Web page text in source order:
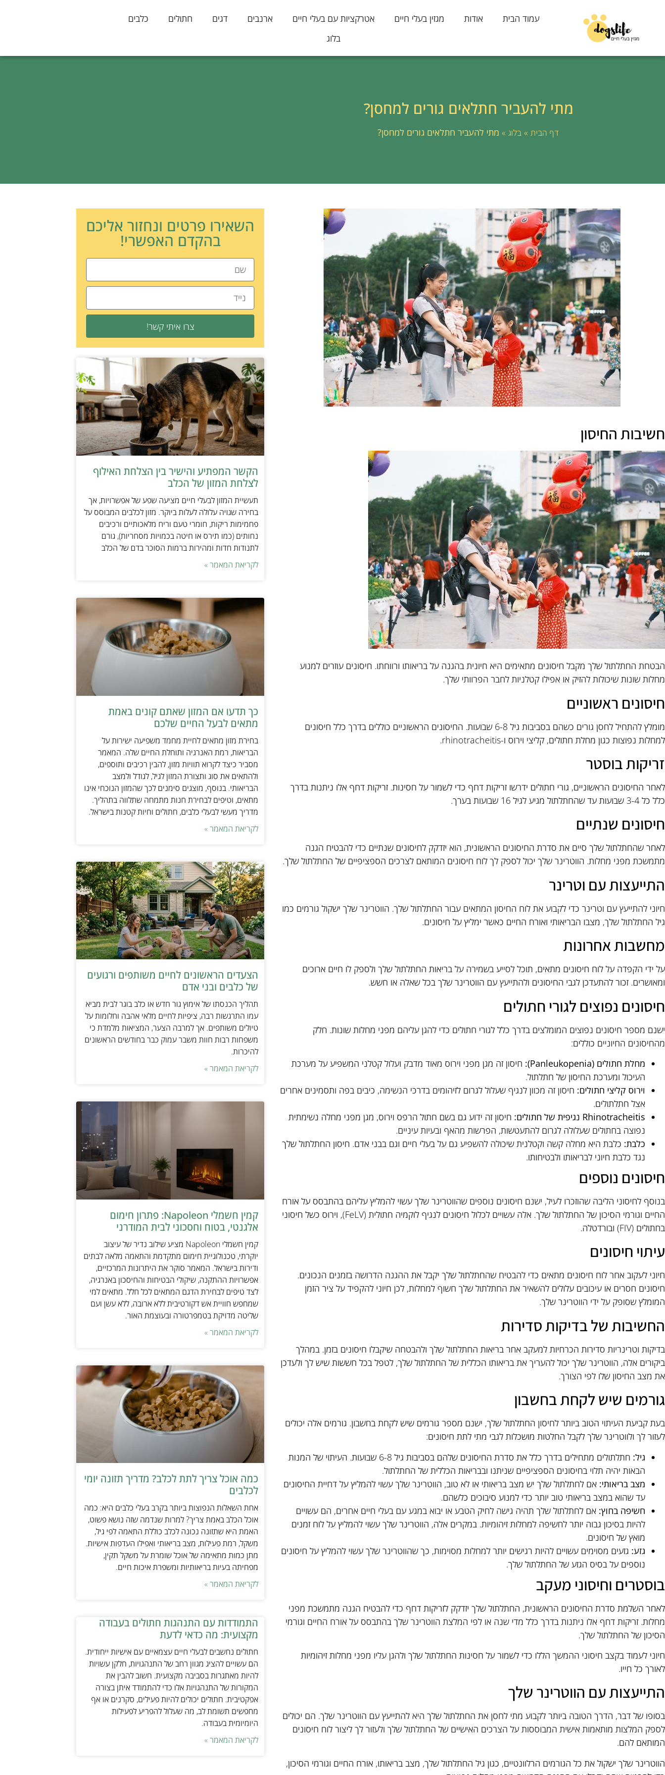
עמוד הבית אודות מגזין בעלי חיים אטרקציות עם בעלי חיים ארנבים דגים חתולים
כלבים
בלוג
מתי להעביר חתלאים גורים למחסן?
דף הבית » בלוג » מתי להעביר חתלאים גורים למחסן?
חשיבות החיסון
הבטחת החתלתול שלך מקבל חיסונים מתאימים היא חיונית בהגנה על בריאותו ורווחתו. חיסונים עוזרים למנוע
מחלות שונות שיכולות להזיק או אפילו קטלניות לחבר הפרוותי שלך.
חיסונים ראשוניים
מומלץ להתחיל לחסן גורים כשהם בסביבות גיל 6-8 שבועות. החיסונים הראשוניים כוללים בדרך כלל חיסונים
למחלות נפוצות כגון מחלת חתולים, קליצי וירוס ו-rhinotracheitis.
זריקות בוסטר
לאחר החיסונים הראשוניים, גורי חתולים ידרשו זריקות דחף כדי לשמור על חסינות. זריקות דחף אלו ניתנות בדרך
כלל כל 3-4 שבועות עד שהחתלתול מגיע לגיל 16 שבועות בערך.
חיסונים שנתיים
לאחר שהחתלתול שלך סיים את סדרת החיסונים הראשונית, הוא יזדקק לחיסונים שנתיים כדי להבטיח הגנה
מתמשכת מפני מחלות. הווטרינר שלך יכול לספק לך לוח חיסונים המותאם לצרכים הספציפיים של החתלתול שלך.
התייעצות עם וטרינר
חיוני להתייעץ עם וטרינר כדי לקבוע את לוח החיסון המתאים עבור החתלתול שלך. הווטרינר שלך ישקול גורמים כמו
גיל החתלתול שלך, מצבו הבריאותי ואורח החיים כאשר ימליץ על חיסונים.
מחשבות אחרונות
על ידי הקפדה על לוח חיסונים מתאים, תוכל לסייע בשמירה על בריאות החתלתול שלך ולספק לו חיים ארוכים
ומאושרים. זכור להתעדכן לגבי החיסונים ולהתייעץ עם הווטרינר שלך בכל שאלה או חשש.
חיסונים נפוצים לגורי חתולים
ישנם מספר חיסונים נפוצים המומלצים בדרך כלל לגורי חתולים כדי להגן עליהם מפני מחלות שונות. חלק
מהחיסונים החיוניים כוללים:
מחלת חתולים (Panleukopenia):
חיסון זה מגן מפני וירוס מאוד מדבק ועלול קטלני המשפיע על מערכת
העיכול ומערכת החיסון של חתלתול.
וירוס קליצי חתולים: חיסון זה מכוון לנגיף שעלול לגרום לזיהומים בדרכי הנשימה, כיבים בפה ותסמינים אחרים
אצל חתלתולים.
Rhinotracheitis נגיפית של חתולים:
חיסון זה ידוע גם בשם חתול הרפס וירוס, מגן מפני מחלה נשימתית
נפוצה בחתולים שעלולה לגרום להתעטשות, הפרשות מהאף ובעיות עיניים.
כלבת: כלבת היא מחלה קשה וקטלנית שיכולה להשפיע גם על בעלי חיים וגם בבני אדם. חיסון החתלתול שלך
נגד כלבת חיוני לבריאותו ולבטיחותו.
חיסונים נוספים
בנוסף לחיסוני הליבה שהוזכרו לעיל, ישנם חיסונים נוספים שהווטרינר שלך עשוי להמליץ עליהם בהתבסס על אורח
החיים וגורמי הסיכון של החתלתול שלך. אלה עשויים לכלול חיסונים לנגיף לוקמיה חתולית (FeLV), וירוס כשל חיסוני
בחתולים (FIV) ובורדטלה.
עיתוי חיסונים
חיוני לעקוב אחר לוח חיסונים מתאים כדי להבטיח שהחתלתול שלך יקבל את ההגנה הדרושה בזמנים הנכונים.
חיסונים חסרים או עיכובים עלולים להשאיר את החתלתול שלך חשוף למחלות, לכן חיוני להקפיד על ציר הזמן
המומלץ שסופק על ידי הווטרינר שלך.
החשיבות של בדיקות סדירות
בדיקות וטרינריות סדירות הכרחיות למעקב אחר בריאות החתלתול שלך ולהבטחה שיקבלו חיסונים בזמן. במהלך
ביקורים אלה, הווטרינר שלך יכול להעריך את בריאותו הכללית של החתלתול שלך, לטפל בכל חששות שיש לך ולעדכן
את מצב החיסון שלו לפי הצורך.
גורמים שיש לקחת בחשבון
בעת קביעת העיתוי הטוב ביותר לחיסון החתלתול שלך, ישנם מספר גורמים שיש לקחת בחשבון. גורמים אלה יכולים
לעזור לך ולווטרינר שלך לקבל החלטות מושכלות לגבי מתי לתת חיסונים:
גיל:
חתלתולים מתחילים בדרך כלל את סדרת החיסונים שלהם בסביבות גיל 6-8 שבועות. העיתוי של המנות
הבאות יהיה תלוי בחיסונים הספציפיים שניתנו ובבריאות הכללית של החתלתול.
מצב בריאותי: אם לחתלתול שלך יש מצב בריאותי או לא טוב, הווטרינר שלך עשוי להמליץ על דחיית החיסונים
עד שהוא במצב בריאותי טוב יותר כדי למנוע סיבוכים כלשהם.
חשיפה בחוץ: אם לחתלתול שלך תהיה גישה לחיק הטבע או יבוא במגע עם בעלי חיים אחרים, הם עשויים
להיות בסיכון גבוה יותר לחשיפה למחלות זיהומיות. במקרים אלה, הווטרינר שלך עשוי להמליץ על לוח זמנים
מואץ של חיסונים.
גזע: גזעים מסוימים עשויים להיות רגישים יותר למחלות מסוימות, כך שהווטרינר שלך עשוי להמליץ על חיסונים
נוספים על בסיס הגזע של החתלתול שלך.
בוסטרים וחיסוני מעקב
לאחר השלמת סדרת החיסונים הראשונית, החתלתול שלך יזדקק לזריקות דחף כדי להבטיח הגנה מתמשכת מפני
מחלות. זריקות דחף אלו ניתנות בדרך כלל מדי שנה או לפי המלצת הווטרינר שלך בהתבסס על אורח החיים וגורמי
הסיכון של החתלתול שלך.
חיוני לעמוד בקצב חיסוני ההמשך הללו כדי לשמור על חסינות החתלתול שלך ולהגן עליו מפני מחלות זיהומיות
לאורך כל חייו.
התייעצות עם הווטרינר שלך
בסופו של דבר, הדרך הטובה ביותר לקבוע מתי לחסן את החתלתול שלך היא להתייעץ עם הווטרינר שלך. הם יכולים
לספק המלצות מותאמות אישית המבוססות על הצרכים האישיים של החתלתול שלך ולעזור לך ליצור לוח חיסונים
המותאם להם.
הווטרינר שלך ישקול את כל הגורמים הרלוונטיים, כגון גיל החתלתול שלך, מצב בריאותו, אורח החיים וגורמי הסיכון,
השאירו פרטים ונחזור אליכם
בהקדם האפשרי!
צרו איתי קשר!
הקשר המפתיע והישיר בין הצלחת האילוף
לצלחת המזון של הכלב
תעשיית המזון לבעלי חיים מציעה שפע של אפשרויות, אך
בחירה שגויה עלולה לעלות ביוקר. מזון לכלבים המבוסס על
פחמימות ריקות, חומרי טעם וריח מלאכותיים ורכיבים
נחותים (כמו תירס או חיטה בכמויות מסחריות), גורם
לתנודות חדות ומהירות ברמות הסוכר בדם של הכלב
לקריאת המאמר »
כך תדעו אם המזון שאתם קונים באמת
מתאים לבעל החיים שלכם
בחירת מזון מתאים לחיית מחמד משפיעה ישירות על
הבריאות, רמת האנרגיה ותוחלת החיים שלה. המאמר
מסביר כיצד לקרוא תוויות מזון, להבין רכיבים ותוספים,
ולהתאים את סוג ותצורת המזון לגיל, לגודל ולמצב
הבריאותי. בנוסף, מוצגים סימנים לכך שהמזון הנוכחי אינו
מתאים, וטיפים לבחירת חנות מתמחה שתלווה בתהליך.
מדריך מעשי לבעלי כלבים, חתולים וחיות קטנות בישראל.
לקריאת המאמר »
הצעדים הראשונים לחיים משותפים ורגועים
של כלבים ובני אדם
תהליך הכנסתו של אימוץ גור חדש או כלב בוגר לבית מביא
עמו התרגשות רבה, ציפיות לחיים מלאי אהבה וחלומות על
טיולים משותפים. אך למרבה הצער, המציאות מלמדת כי
משפחות רבות חוות משבר עמוק כבר בחודשים הראשונים
להיכרות.
לקריאת המאמר »
קמין חשמלי Napoleon: פתרון חימום
אלגנטי, בטוח וחסכוני לבית המודרני
קמין חשמלי Napoleon מציע שילוב נדיר של עיצוב
יוקרתי, טכנולוגיית חימום מתקדמת והתאמה מלאה לבתים
ודירות בישראל. המאמר סוקר את היתרונות המרכזיים,
אפשרויות ההתקנה, שיקולי הבטיחות והחיסכון באנרגיה,
לצד טיפים לבחירת הדגם המתאים לכל חלל. מתאים למי
שמחפש חוויית אש דקורטיבית ללא ארובה, ללא עשן ועם
שליטה מדויקת בטמפרטורה ובעוצמת האור.
לקריאת המאמר »
כמה אוכל צריך לתת לכלב? מדריך תזונה יומי
לכלבים
אחת השאלות הנפוצות ביותר בקרב בעלי כלבים היא: כמה
אוכל הכלב באמת צריך? למרות שנדמה שזה נושא פשוט,
האמת היא שתזונה נכונה לכלב כוללת התאמה לפי גיל,
משקל, רמת פעילות, מצב בריאותי ואפילו העדפות אישיות.
מתן כמות מתאימה של אוכל שומרת על משקל תקין,
מפחיתה בעיות בריאותיות ומשפרת איכות חיים.
לקריאת המאמר »
התמודדות עם התנהגות חתולים בעבודה
מקצועית: מה כדאי לדעת
חתולים נחשבים לבעלי חיים עצמאיים עם אישיות ייחודית.
הם עשויים להציג מגוון רחב של התנהגויות, חלקן עשויות
להיות מאתגרות בסביבה מקצועית. חשוב להבין את
המקורות של התנהגויות אלו כדי להתמודד איתן בצורה
אפקטיבית. חתולים יכולים להיות פעילים, סקרנים או אף
מחפשים תשומת לב, מה שעלול להפריע לפעילות
היומיומית בעבודה.
לקריאת המאמר »